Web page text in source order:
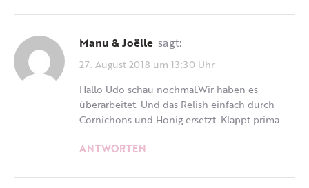
Manu & Joëlle sagt:
27. August 2018 um 13:30 Uhr
Hallo Udo schau nochmal.Wir haben es
überarbeitet. Und das Relish einfach durch
Cornichons und Honig ersetzt. Klappt prima
ANTWORTEN